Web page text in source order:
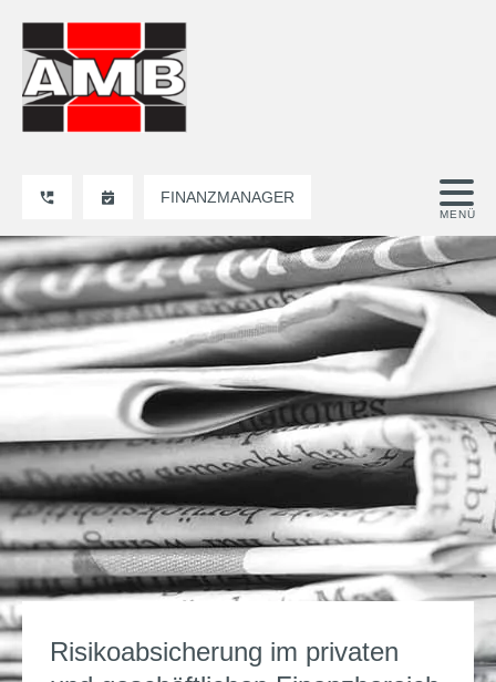
FINANZMANAGER
Risikoabsicherung im privaten